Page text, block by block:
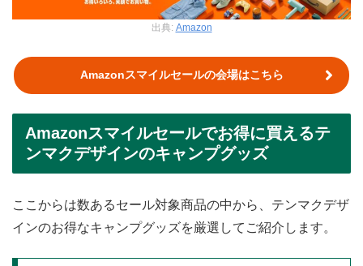
出典: Amazon
Amazonスマイルセールの会場はこちら
Amazonスマイルセールでお得に買えるテ
ンマクデザインのキャンプグッズ
ここからは数あるセール対象商品の中から、テンマクデザ
インのお得なキャンプグッズを厳選してご紹介します。